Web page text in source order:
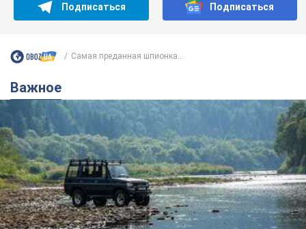
Подписаться Подписаться
Самая преданная шпионка...
Важное